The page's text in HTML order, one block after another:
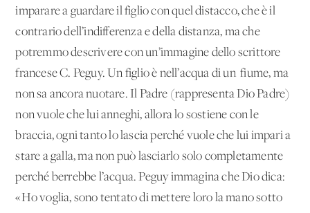
imparare a guardare il figlio con quel distacco, che è il
contrario dell’indifferenza e della distanza, ma che
potremmo descrivere con un’immagine dello scrittore
francese C. Peguy. Un figlio è nell’acqua di un fiume, ma
non sa ancora nuotare. Il Padre (rappresenta Dio Padre)
non vuole che lui anneghi, allora lo sostiene con le
braccia, ogni tanto lo lascia perché vuole che lui impari a
stare a galla, ma non può lasciarlo solo completamente
perché berrebbe l’acqua. Peguy immagina che Dio dica:
«Ho voglia, sono tentato di mettere loro la mano sotto